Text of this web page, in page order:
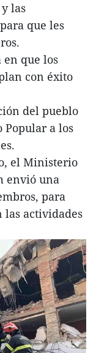
las
que les
en que los
con éxito
del pueblo
a los
el Ministerio
envió una
para
las actividades